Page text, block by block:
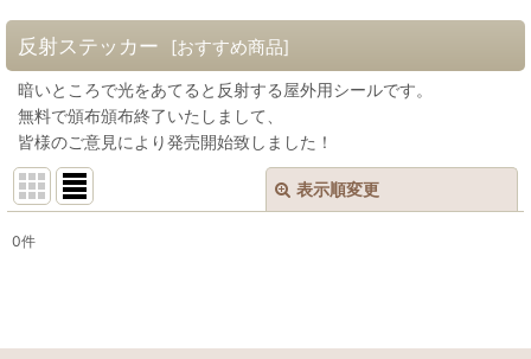
反射ステッカー [おすすめ商品]
暗いところで光をあてると反射する屋外用シールです。
無料で頒布頒布終了いたしまして、
皆様のご意見により発売開始致しました！
表示順変更
0件